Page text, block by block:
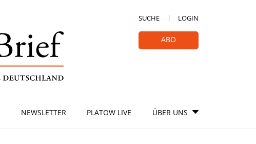
SUCHE LOGIN
ABO
NEWSLETTER PLATOW LIVE ÜBER UNS